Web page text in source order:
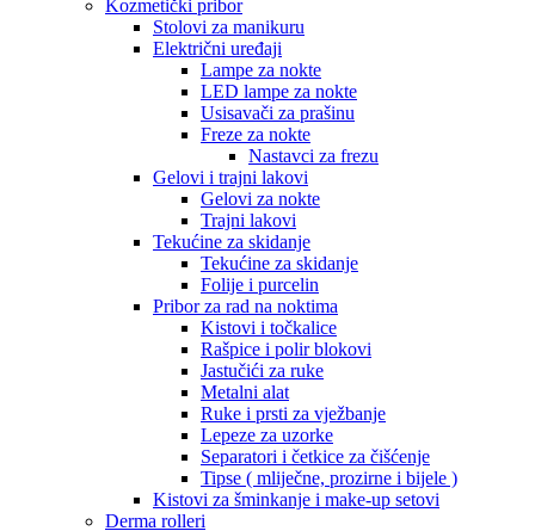
Kozmetički pribor
Stolovi za manikuru
Električni uređaji
Lampe za nokte
LED lampe za nokte
Usisavači za prašinu
Freze za nokte
Nastavci za frezu
Gelovi i trajni lakovi
Gelovi za nokte
Trajni lakovi
Tekućine za skidanje
Tekućine za skidanje
Folije i purcelin
Pribor za rad na noktima
Kistovi i točkalice
Rašpice i polir blokovi
Jastučići za ruke
Metalni alat
Ruke i prsti za vježbanje
Lepeze za uzorke
Separatori i četkice za čišćenje
Tipse ( mliječne, prozirne i bijele )
Kistovi za šminkanje i make-up setovi
Derma rolleri